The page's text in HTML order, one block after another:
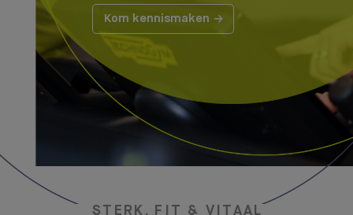
Kom kennismaken
STERK, FIT & VITAAL